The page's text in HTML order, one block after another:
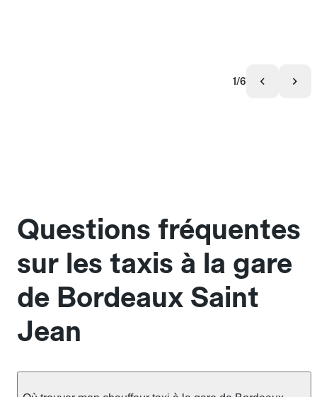
1/6
Questions fréquentes
sur les taxis à la gare
de Bordeaux Saint
Jean